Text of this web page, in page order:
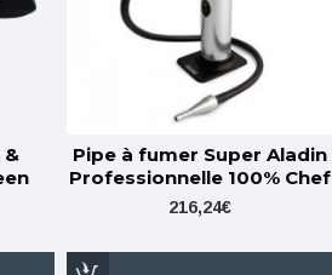
&
Pipe à fumer Super Aladin
Professionnelle 100% Chef
216,24€